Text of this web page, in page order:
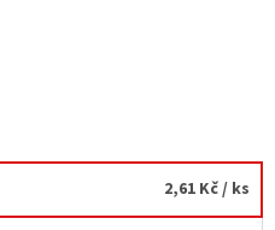
2,61 Kč/ ks